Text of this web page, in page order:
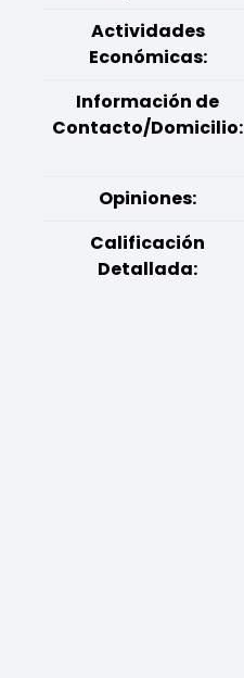
Actividades
Económicas:
Información de
Contacto/Domicilio:
Opiniones:
Calificación
Detallada: